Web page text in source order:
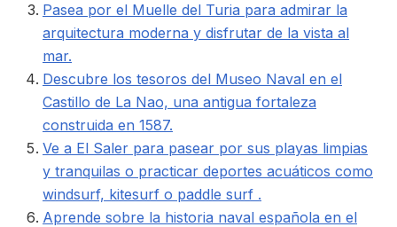
Pasea por el Muelle del Turia para admirar la
arquitectura moderna y disfrutar de la vista al
mar.
Descubre los tesoros del Museo Naval en el
Castillo de La Nao, una antigua fortaleza
construida en 1587.
Ve a El Saler para pasear por sus playas limpias
y tranquilas o practicar deportes acuáticos como
windsurf, kitesurf o paddle surf .
Aprende sobre la historia naval española en el